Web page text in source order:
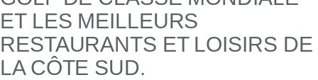
ET LES MEILLEURS
RESTAURANTS ET LOISIRS DE
LA CÔTE SUD.